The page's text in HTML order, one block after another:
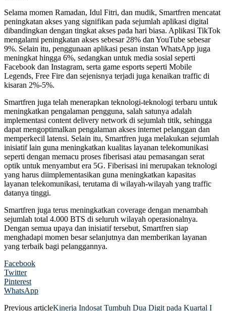
Selama momen Ramadan, Idul Fitri, dan mudik, Smartfren mencatat
peningkatan akses yang signifikan pada sejumlah aplikasi digital
dibandingkan dengan tingkat akses pada hari biasa. Aplikasi TikTok
mengalami peningkatan akses sebesar 28% dan YouTube sebesar
9%. Selain itu, penggunaan aplikasi pesan instan WhatsApp juga
meningkat hingga 6%, sedangkan untuk media sosial seperti
Facebook dan Instagram, serta game esports seperti Mobile
Legends, Free Fire dan sejenisnya terjadi juga kenaikan traffic di
kisaran 2%-5%.
Smartfren juga telah menerapkan teknologi-teknologi terbaru untuk
meningkatkan pengalaman pengguna, salah satunya adalah
implementasi content delivery network di sejumlah titik, sehingga
dapat mengoptimalkan pengalaman akses internet pelanggan dan
memperkecil latensi. Selain itu, Smartfren juga melakukan sejumlah
inisiatif lain guna meningkatkan kualitas layanan telekomunikasi
seperti dengan memacu proses fiberisasi atau pemasangan serat
optik untuk menyambut era 5G. Fiberisasi ini merupakan teknologi
yang harus diimplementasikan guna meningkatkan kapasitas
layanan telekomunikasi, terutama di wilayah-wilayah yang traffic
datanya tinggi.
Smartfren juga terus meningkatkan coverage dengan menambah
sejumlah total 4.000 BTS di seluruh wilayah operasionalnya.
Dengan semua upaya dan inisiatif tersebut, Smartfren siap
menghadapi momen besar selanjutnya dan memberikan layanan
yang terbaik bagi pelanggannya.
Facebook
Twitter
Pinterest
WhatsApp
Previous articleKinerja Indosat Tumbuh Dua Digit pada Kuartal I